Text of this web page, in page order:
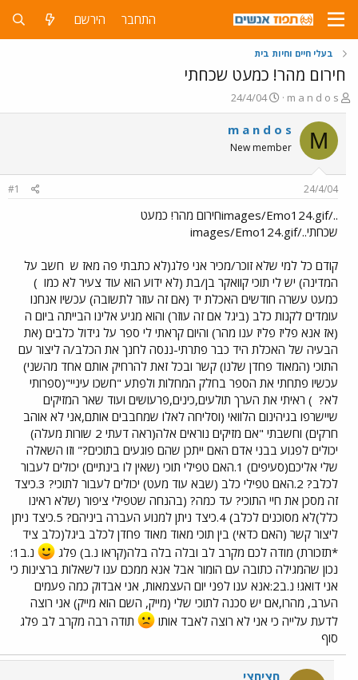
התחבר הירשם
בעלי חיים וחיות בית
חירום מהר! כמעט שכחתי
פ
ו
ת
ח
ה
ש
m a n d o s
פ
ו
ר
ם
ר
ך
24/4/04
M
m a n d o s
New member
24/4/04
#1
../images/Emo124.gifחירום מהר! כמעט
שכחתי../images/Emo124.gif
קודם כל למי שלא זוכר/מכיר אני פלג(לא כתבתי פה מאז ש חשב על
המדינה) יש לי תוכי קוואקר בן/בת (לא ידוע הוא עוד צעיר לא כמו )
כמעט עשרה חודשים האכלת יד (אם זה עוזר לתשובה) עכשיו אנחנו
עומדים לקנות כלב (ביגל אם זה עוזר) והוא מגיע אלינו הבייתה ביום ה
(אז אנא פליז פליז ענו מהר) והיום קראתי לי ספר על גידול כלבים (את
הבעיה של האכלת היד כבר פתרתי-ננסה לחנך את הכלב/ה ליצור עם
התוכי (המאוד פחדן שלנו) קשר ובכל זאת להרחיק אותם אחד מהשני)
עכשיו פתחתי את הספר בחלק המחלות ולפתע "חשכו עיניי"(ספרותי
לא? ) ראיתי את הערך תולעים,כינים,פרעושים ועוד שאר המזיקים
שיישרפו בגיהינום הלוואי (וסליחה לאלו שמחבבים אותם,אני לא אוהב
חרקים) וחשבתי "אם מזיקים נוראים אלה(ראה דעתי 2 שורות מעלה)
יכולים לפגוע בבני אדם האם ייתכן שהם פוגעים בתוכים?" וזו השאלה
שלי אליכם(סעיפים) 1.האם טפילי תוכי (שאין לו בינתיים) יכולים לעבור
לכלב? 2.האם טפילי כלב (שבא עוד מעט) יכולים לעבור לתוכי? 3.כיצד
זה מסכן את חיי התוכי? עד כמה? (בהנחה שטפילי ציפור (שלא ראינו
כלל)לא מסוכנים לכלב) 4.כיצד ניתן למנוע העברה ביניהם? 5.כיצד ניתן
ליצור קשר (האם כדאי) בין תוכי מאוד מאוד פחדן לכלב ביגל(כלב ציד
*תזכורת) מודה לכם מקרב לב ובלה בלה בלה(קראו נ.ב) פלג
נ.ב1:
נכון שהמגילה כתובה עם הומור אבל אנא ממכם ענו לשאלות ברצינות כי
אני דואג! נ.ב2:אנא ענו לפני יום העצמאות, אני אבדוק כמה פעמים
הערב, מהרו,אם יש סכנה לתוכי שלי (מייק, השם הוא מייק) אני רוצה
לדעת עלייה כי אני לא רוצה לאבד אותו
תודה רבה מקרב לב פלג
סוף
חציחצי